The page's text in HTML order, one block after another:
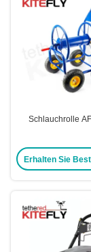
Schlauchrolle
Erhalten Sie